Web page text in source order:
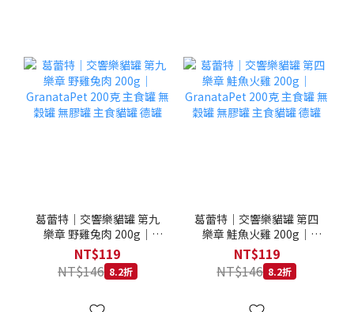
葛蕾特｜交響樂貓罐 第九
樂章 野雞兔肉 200g｜
GranataPet 200克 主食罐
無穀罐 無膠罐 主食貓罐 德
罐
NT$119
NT$146 8.2折
葛蕾特｜交響樂貓罐 第四
樂章 鮭魚火雞 200g｜
GranataPet 200克 主食罐
無穀罐 無膠罐 主食貓罐 德
罐
NT$119
NT$146 8.2折